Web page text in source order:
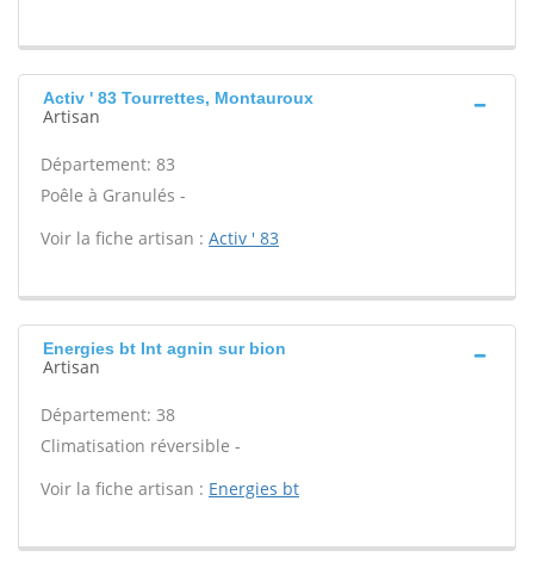
Activ ' 83 Tourrettes, Montauroux
Artisan
Département: 83
Poêle à Granulés -
Voir la fiche artisan : Activ ' 83
Energies bt Int agnin sur bion
Artisan
Département: 38
Climatisation réversible -
Voir la fiche artisan : Energies bt